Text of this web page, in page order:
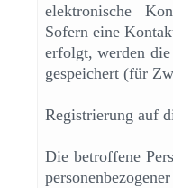
elektronische
Sofern eine
erfolgt, werden die
gespeichert (für
Registrierung auf
Die betroffene